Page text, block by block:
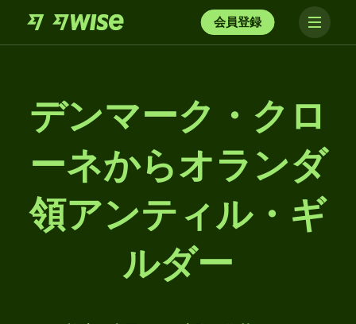
会員登録
デンマーク・クロ
ーネからオランダ
領アンティル・ギ
ルダー